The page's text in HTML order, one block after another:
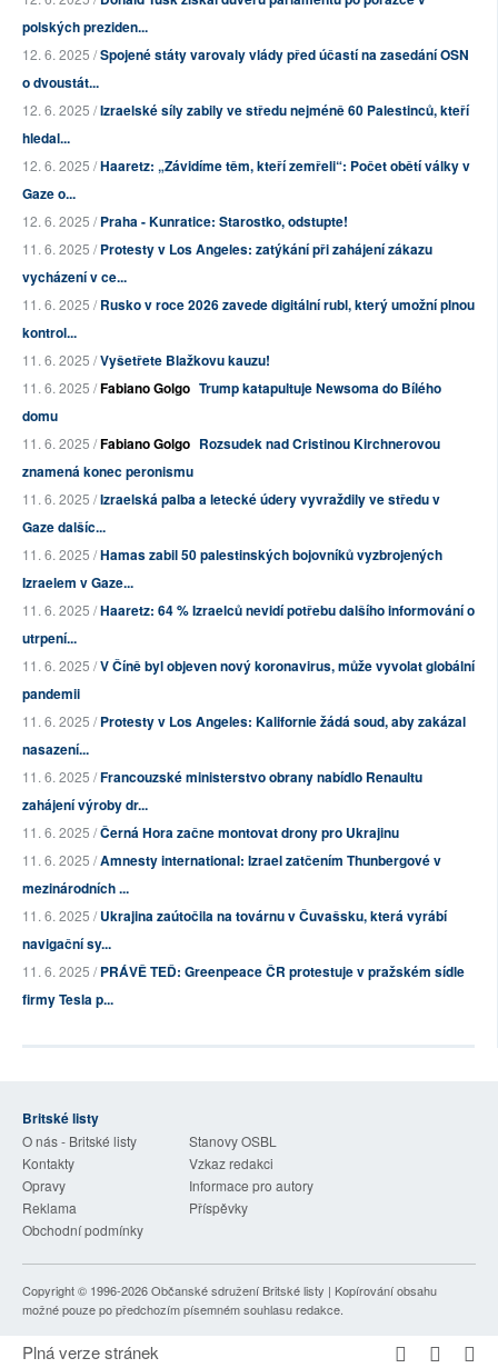
polských preziden...
12. 6. 2025 /Spojené státy varovaly vlády před účastí na zasedání OSN
o dvoustát...
12. 6. 2025 /Izraelské síly zabily ve středu nejméně 60 Palestinců, kteří
hledal...
12. 6. 2025 /Haaretz: „Závidíme těm, kteří zemřeli“: Počet obětí války v
Gaze o...
12. 6. 2025 /Praha - Kunratice: Starostko, odstupte!
11. 6. 2025 /Protesty v Los Angeles: zatýkání při zahájení zákazu
vycházení v ce...
11. 6. 2025 /Rusko v roce 2026 zavede digitální rubl, který umožní plnou
kontrol...
11. 6. 2025 /Vyšetřete Blažkovu kauzu!
11. 6. 2025 /Fabiano Golgo Trump katapultuje Newsoma do Bílého
domu
11. 6. 2025 /Fabiano Golgo Rozsudek nad Cristinou Kirchnerovou
znamená konec peronismu
11. 6. 2025 /Izraelská palba a letecké údery vyvraždily ve středu v
Gaze dalšíc...
11. 6. 2025 /Hamas zabil 50 palestinských bojovníků vyzbrojených
Izraelem v Gaze...
11. 6. 2025 /Haaretz: 64 % Izraelců nevidí potřebu dalšího informování o
utrpení...
11. 6. 2025 /V Číně byl objeven nový koronavirus, může vyvolat globální
pandemii
11. 6. 2025 /Protesty v Los Angeles: Kalifornie žádá soud, aby zakázal
nasazení...
11. 6. 2025 /Francouzské ministerstvo obrany nabídlo Renaultu
zahájení výroby dr...
11. 6. 2025 /Černá Hora začne montovat drony pro Ukrajinu
11. 6. 2025 /Amnesty international: Izrael zatčením Thunbergové v
mezinárodních ...
11. 6. 2025 /Ukrajina zaútočila na továrnu v Čuvašsku, která vyrábí
navigační sy...
11. 6. 2025 /PRÁVĚ TEĎ: Greenpeace ČR protestuje v pražském sídle
firmy Tesla p...
Britské listy
O nás - Britské listy
Stanovy OSBL
Kontakty
Vzkaz redakci
Opravy
Informace pro autory
Reklama
Příspěvky
Obchodní podmínky
Copyright © 1996-2026Občanské sdružení Britské listy | Kopírování obsahu
možné pouze po předchozím písemném souhlasu redakce.
Plná verze stránek